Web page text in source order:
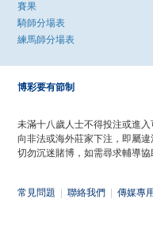
賽果
騎師分場表
練馬師分場表
博彩要有節制
未滿十八歲人士不得投注或進入
向非法或海外莊家下注，即屬違
切勿沉迷賭博，如需尋求輔導
常見問題 聯絡我們 傳媒專